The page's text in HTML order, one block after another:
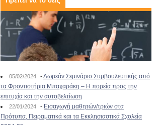
05/02/2024 -Δωρεάν Σεμινάριο Συμβουλευτικής από
τα Φροντιστήρια Μπαχαράκη – Η πορεία προς την
επιτυχία και την αυτοβελτίωση
22/01/2024 - Εισαγωγή μαθητών/τριών στα
Πρότυπα, Πειραματικά και τα Εκκλησιαστικά Σχολεία